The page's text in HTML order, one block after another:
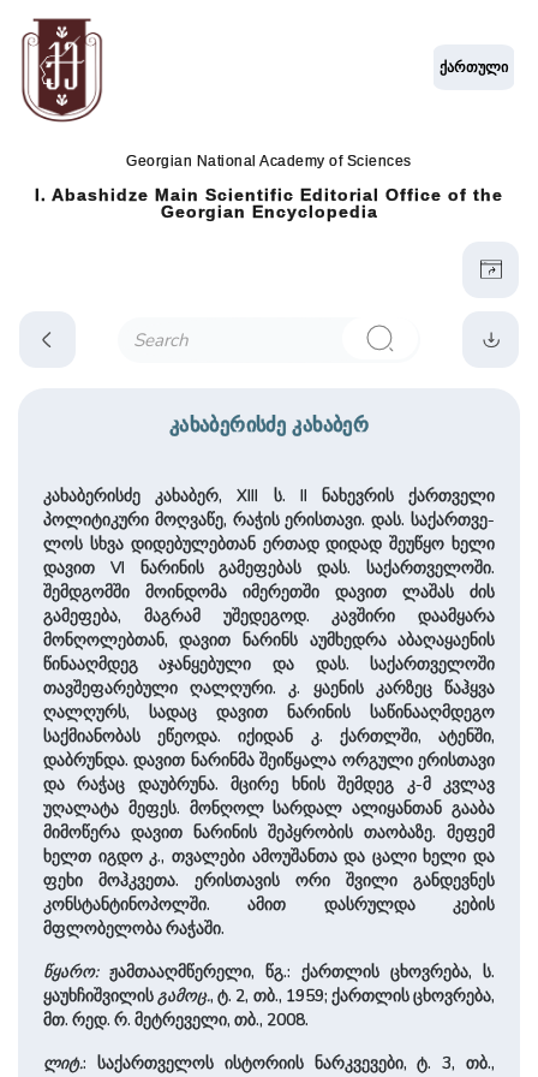
Georgian National Academy of Sciences
I. Abashidze Main Scientific Editorial Office of the
Georgian Encyclopedia
ქართული
კახაბერისძე კახაბერ
კახაბერისძე კახაბერ, XIII ს. II ნახევრის ქართველი
პოლიტიკური მოღვაწე, რაჭის ერის­თა­ვი. დას. სა­ქარ­თვე­
ლოს სხვა დიდებულებთან ერთად დიდად შეუწყო ხელი
დავით VI ნარინის გამეფებას დას. სა­ქარ­თვე­ლო­ში.
შემდგომში მოინდომა იმე­რეთ­ში დავით ლაშას ძის
გამეფება, მაგრამ უშედეგოდ. კავშირი დაამყარა
მონღოლებთან, დავით ნარინს აუმხედრა აბაღაყაენის
წინააღმდეგ აჯანყებული და დას. სა­ქარ­თვე­ლო­ში
თავშეფარებული ღალღური. კ. ყაენის კარზეც წაჰყვა
ღალღურს, სადაც დავით ნარინის საწინააღმდეგო
საქმიანობას ეწეოდა. იქიდან კ. ქართლში, ატენში,
დაბრუნდა. დავით ნარინმა შეიწყალა ორგული ერის­თა­ვი
და რაჭაც დაუბრუნა. მცირე ხნის შემდეგ კ-მ კვლავ
უღალატა მეფეს. მონღოლ სარდალ ალიყანთან გააბა
მიმოწერა დავით ნარინის შეპყრობის თაობაზე. მეფემ
ხელთ იგდო კ., თვალები ამოუშანთა და ცალი ხელი და
ფეხი მოჰკვეთა. ერის­თა­ვის ორი ­შვი­ლი განდევნეს
კონსტანტინოპოლში. ამით დასრულდა კების
მფლობელობა რაჭაში.
წყარო:ჟამთააღმწერელი, წგ.: ქარ­თლის ცხოვრება, ს.
ყაუხჩი­შვილისგამოც., ტ. 2, თბ., 1959; ქარ­თლის ცხოვრება,
მთ. რედ. რ. მეტრეველი, თბ., 2008.
ლიტ.: სა­ქარ­თვე­ლოს ისტორიის ნარკვევები, ტ. 3, თბ.,